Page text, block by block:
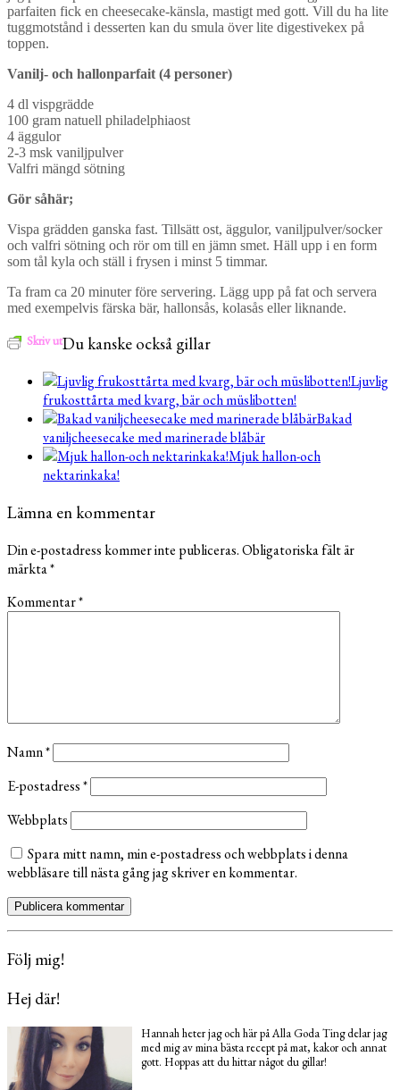
parfaiten fick en cheesecake-känsla, mastigt med gott. Vill du ha lite
tuggmotstånd i desserten kan du smula över lite digestivekex på
toppen.
Vanilj- och hallonparfait (4 personer)
4 dl vispgrädde
100 gram natuell philadelphiaost
4 äggulor
2-3 msk vaniljpulver
Valfri mängd sötning
Gör såhär;
Vispa grädden ganska fast. Tillsätt ost, äggulor, vaniljpulver/socker
och valfri sötning och rör om till en jämn smet. Häll upp i en form
som tål kyla och ställ i frysen i minst 5 timmar.
Ta fram ca 20 minuter före servering. Lägg upp på fat och servera
med exempelvis färska bär, hallonsås, kolasås eller liknande.
Skriv utDu kanske också gillar
Ljuvlig
frukosttårta med kvarg, bär och müslibotten!
Bakad
vaniljcheesecake med marinerade blåbär
Mjuk hallon-och
nektarinkaka!
Lämna en kommentar
Din e-postadress kommer inte publiceras.Obligatoriska fält är
märkta*
Kommentar*
Namn*
E-postadress*
Webbplats
Spara mitt namn, min e-postadress och webbplats i denna
webbläsare till nästa gång jag skriver en kommentar.
Följ mig!
Hej där!
Hannah heter jag och här på Alla Goda Ting delar jag
med mig av mina bästa recept på mat, kakor och annat
gott. Hoppas att du hittar något du gillar!